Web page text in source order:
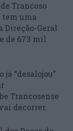
Trancoso
tem uma
Direção-Geral
de 673 mil
“desalojou”
Trancosense
decorrer.